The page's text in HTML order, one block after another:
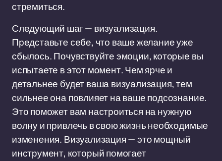
стремиться.
Следующий шаг — визуализация.
Представьте себе, что ваше желание уже
сбылось. Почувствуйте эмоции, которые вы
испытаете в этот момент. Чем ярче и
детальнее будет ваша визуализация, тем
сильнее она повлияет на ваше подсознание.
Это поможет вам настроиться на нужную
волну и привлечь в свою жизнь необходимые
изменения. Визуализация — это мощный
инструмент, который помогает